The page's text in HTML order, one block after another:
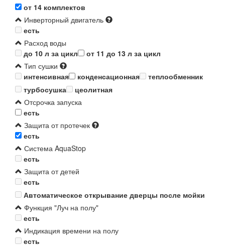
от 14 комплектов
Инверторный двигатель
есть
Расход воды
до 10 л за цикл
от 11 до 13 л за цикл
Тип сушки
интенсивная
конденсационная
теплообменник
турбосушка
цеолитная
Отсрочка запуска
есть
Защита от протечек
есть
Система AquaStop
есть
Защита от детей
есть
Автоматическое открывание дверцы после мойки
Функция "Луч на полу"
есть
Индикация времени на полу
есть